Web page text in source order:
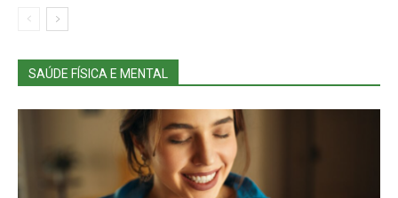
SAÚDE FÍSICA E MENTAL